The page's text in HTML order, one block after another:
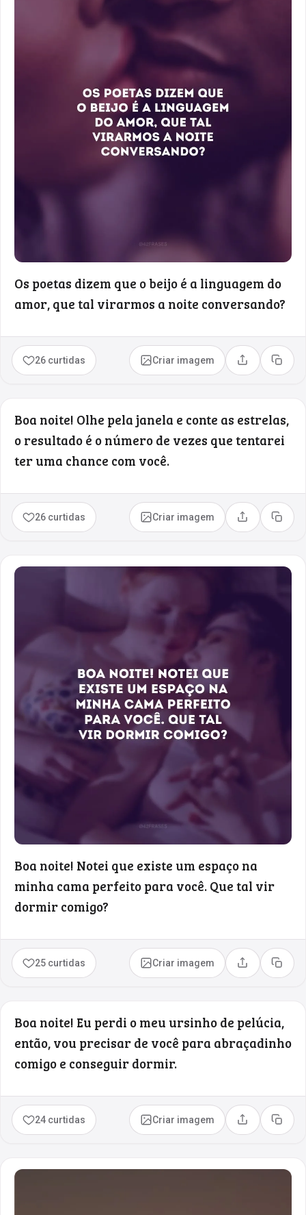
Os poetas dizem que o beijo é a linguagem do
amor, que tal virarmos a noite conversando?
26 curtidas Criar imagem Compartilhar
Copiar
Boa noite! Olhe pela janela e conte as estrelas,
o resultado é o número de vezes que tentarei
ter uma chance com você.
26 curtidas Criar imagem Compartilhar
Copiar
Boa noite! Notei que existe um espaço na
minha cama perfeito para você. Que tal vir
dormir comigo?
25 curtidas Criar imagem Compartilhar
Copiar
Boa noite! Eu perdi o meu ursinho de pelúcia,
então, vou precisar de você para abraçadinho
comigo e conseguir dormir.
24 curtidas Criar imagem Compartilhar
Copiar